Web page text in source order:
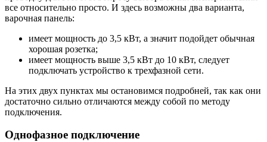
все относительно просто. И здесь возможны два варианта,
варочная панель:
имеет мощность до 3,5 кВт, а значит подойдет обычная
хорошая розетка;
имеет мощность выше 3,5 кВт до 10 кВт, следует
подключать устройство к трехфазной сети.
На этих двух пунктах мы остановимся подробней, так как они
достаточно сильно отличаются между собой по методу
подключения.
Однофазное подключение